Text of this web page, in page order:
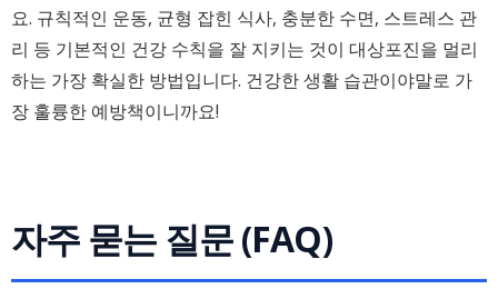
요. 규칙적인 운동, 균형 잡힌 식사, 충분한 수면, 스트레스 관
리 등 기본적인 건강 수칙을 잘 지키는 것이 대상포진을 멀리
하는 가장 확실한 방법입니다. 건강한 생활 습관이야말로 가
장 훌륭한 예방책이니까요!
자주 묻는 질문 (FAQ)